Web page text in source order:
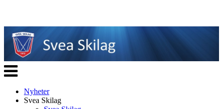
Veksle
navigasjon
Nyheter
Svea Skilag